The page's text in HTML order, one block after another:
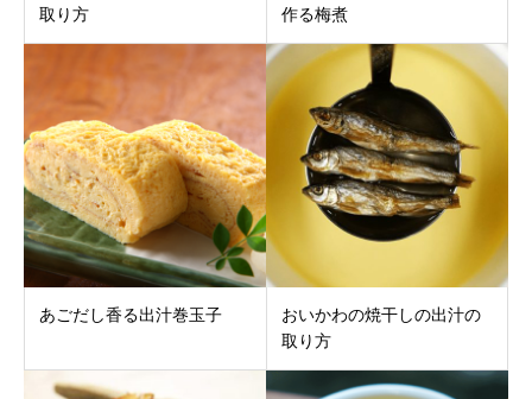
取り方
作る梅煮
あごだし香る出汁巻玉子
おいかわの焼干しの出汁の
取り方